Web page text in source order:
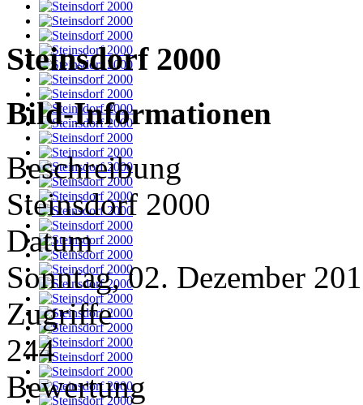
Steinsdorf 2000
Bild-Informationen
Beschreibung
Steinsdorf 2000
Datum
Sonntag, 02. Dezember
Zugriffe
244
Bewertung